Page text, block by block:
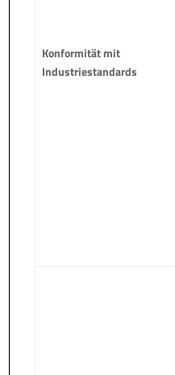
Konformität mit
Industriestandards